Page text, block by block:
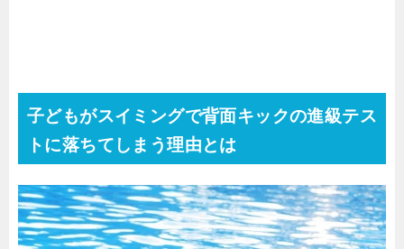
子どもがスイミングで背面キックの進級テス
トに落ちてしまう理由とは